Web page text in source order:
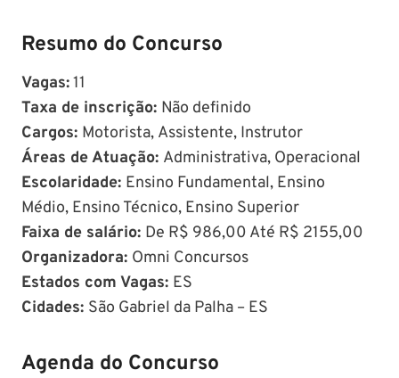
Resumo do Concurso
Vagas:11
Taxa de inscrição: Não definido
Cargos: Motorista, Assistente, Instrutor
Áreas de Atuação: Administrativa, Operacional
Escolaridade: Ensino Fundamental, Ensino
Médio, Ensino Técnico, Ensino Superior
Faixa de salário: De R$ 986,00 Até R$ 2155,00
Organizadora: Omni Concursos
Estados com Vagas: ES
Cidades: São Gabriel da Palha – ES
Agenda do Concurso